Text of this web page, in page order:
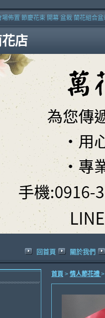
店
佈置 節慶花束 開幕 盆栽 蘭花組合
回首頁 關於我們
首頁 > 情人節花禮